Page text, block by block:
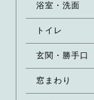
浴室・洗面
トイレ
玄関・勝手口
窓まわり